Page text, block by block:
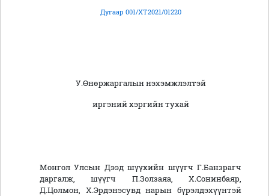
Дугаар 001/ХТ2021/01220
У.Өнөржаргалын нэхэмжлэлтэй
иргэний хэргийн тухай
Монгол Улсын Дээд шүүхийн шүүгч Г.Банзрагч
даргалж, шүүгч П.Золзаяа, Х.Сонинбаяр,
Д.Цолмон, Х.Эрдэнэсувд нарын бүрэлдэхүүнтэй